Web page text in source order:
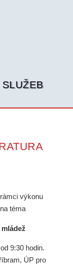
výkonu
téma
9:30 hodin.
ÚP pro